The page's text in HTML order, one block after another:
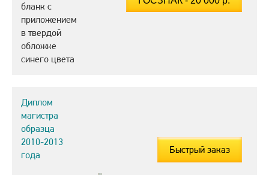
бланк с
приложением
в твердой
обложке
синего цвета
Диплом
магистра
образца
2010-2013
года
Быстрый заказ